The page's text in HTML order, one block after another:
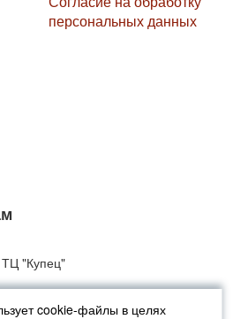
cookie-файлы в целях
персональных данных
"Купец"